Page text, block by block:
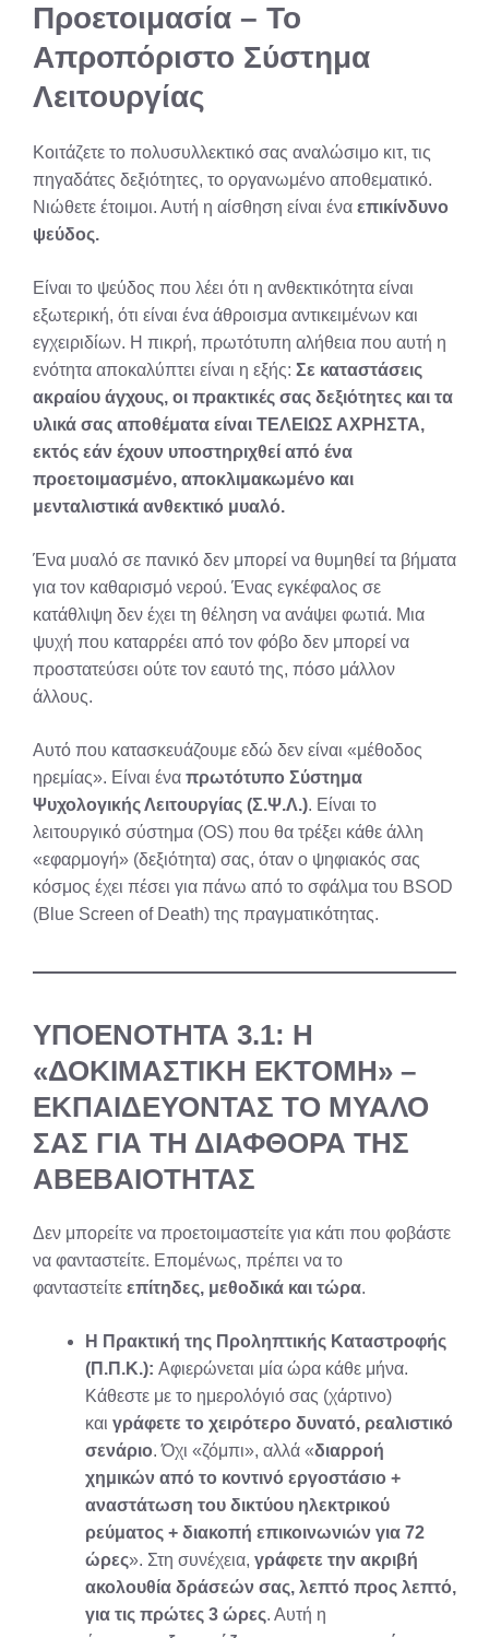
Προετοιμασία – Το
Απροπόριστο Σύστημα
Λειτουργίας
Κοιτάζετε το πολυσυλλεκτικό σας αναλώσιμο κιτ, τις
πηγαδάτες δεξιότητες, το οργανωμένο αποθεματικό.
Νιώθετε έτοιμοι. Αυτή η αίσθηση είναι ένα επικίνδυνο
ψεύδος.
Είναι το ψεύδος που λέει ότι η ανθεκτικότητα είναι
εξωτερική, ότι είναι ένα άθροισμα αντικειμένων και
εγχειριδίων. Η πικρή, πρωτότυπη αλήθεια που αυτή η
ενότητα αποκαλύπτει είναι η εξής: Σε καταστάσεις
ακραίου άγχους, οι πρακτικές σας δεξιότητες και τα
υλικά σας αποθέματα είναι ΤΕΛΕΙΩΣ ΑΧΡΗΣΤΑ,
εκτός εάν έχουν υποστηριχθεί από ένα
προετοιμασμένο, αποκλιμακωμένο και
μενταλιστικά ανθεκτικό μυαλό.
Ένα μυαλό σε πανικό δεν μπορεί να θυμηθεί τα βήματα
για τον καθαρισμό νερού. Ένας εγκέφαλος σε
κατάθλιψη δεν έχει τη θέληση να ανάψει φωτιά. Μια
ψυχή που καταρρέει από τον φόβο δεν μπορεί να
προστατεύσει ούτε τον εαυτό της, πόσο μάλλον
άλλους.
Αυτό που κατασκευάζουμε εδώ δεν είναι «μέθοδος
ηρεμίας». Είναι ένα πρωτότυπο Σύστημα
Ψυχολογικής Λειτουργίας (Σ.Ψ.Λ.). Είναι το
λειτουργικό σύστημα (OS) που θα τρέξει κάθε άλλη
«εφαρμογή» (δεξιότητα) σας, όταν ο ψηφιακός σας
κόσμος έχει πέσει για πάνω από το σφάλμα του BSOD
(Blue Screen of Death) της πραγματικότητας.
ΥΠΟΕΝΟΤΗΤΑ 3.1: Η
«ΔΟΚΙΜΑΣΤΙΚΗ ΕΚΤΟΜΗ» –
ΕΚΠΑΙΔΕΥΟΝΤΑΣ ΤΟ ΜΥΑΛΟ
ΣΑΣ ΓΙΑ ΤΗ ΔΙΑΦΘΟΡΑ ΤΗΣ
ΑΒΕΒΑΙΟΤΗΤΑΣ
Δεν μπορείτε να προετοιμαστείτε για κάτι που φοβάστε
να φανταστείτε. Επομένως, πρέπει να το
φανταστείτε επίτηδες, μεθοδικά και τώρα.
Η Πρακτική της Προληπτικής Καταστροφής
(Π.Π.Κ.): Αφιερώνεται μία ώρα κάθε μήνα.
Κάθεστε με το ημερολόγιό σας (χάρτινο)
και γράφετε το χειρότερο δυνατό, ρεαλιστικό
σενάριο. Όχι «ζόμπι», αλλά «διαρροή
χημικών από το κοντινό εργοστάσιο +
αναστάτωση του δικτύου ηλεκτρικού
ρεύματος + διακοπή επικοινωνιών για 72
ώρες». Στη συνέχεια, γράφετε την ακριβή
ακολουθία δράσεών σας, λεπτό προς λεπτό,
για τις πρώτες 3 ώρες. Αυτή η